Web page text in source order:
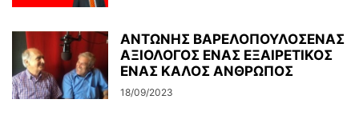
ΑΝΤΩΝΗΣ ΒΑΡΕΛΟΠΟΥΛΟΣΕΝΑΣ
ΑΞΙΟΛΟΓΟΣ ΕΝΑΣ ΕΞΑΙΡΕΤΙΚΟΣ
ΕΝΑΣ ΚΑΛΟΣ ΑΝΘΡΩΠΟΣ
18/09/2023